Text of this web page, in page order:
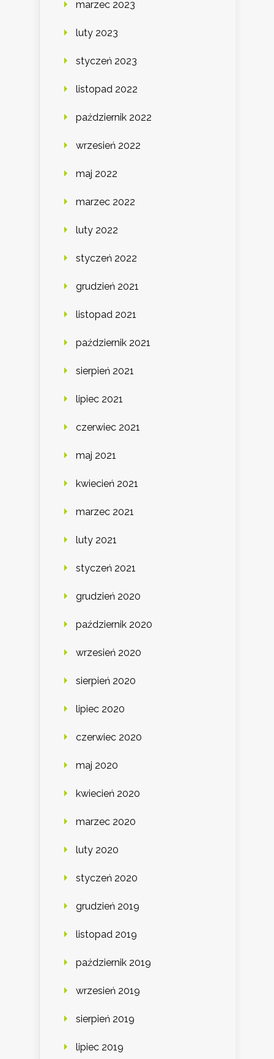
marzec 2023
luty 2023
styczeń 2023
listopad 2022
październik 2022
wrzesień 2022
maj 2022
marzec 2022
luty 2022
styczeń 2022
grudzień 2021
listopad 2021
październik 2021
sierpień 2021
lipiec 2021
czerwiec 2021
maj 2021
kwiecień 2021
marzec 2021
luty 2021
styczeń 2021
grudzień 2020
październik 2020
wrzesień 2020
sierpień 2020
lipiec 2020
czerwiec 2020
maj 2020
kwiecień 2020
marzec 2020
luty 2020
styczeń 2020
grudzień 2019
listopad 2019
październik 2019
wrzesień 2019
sierpień 2019
lipiec 2019